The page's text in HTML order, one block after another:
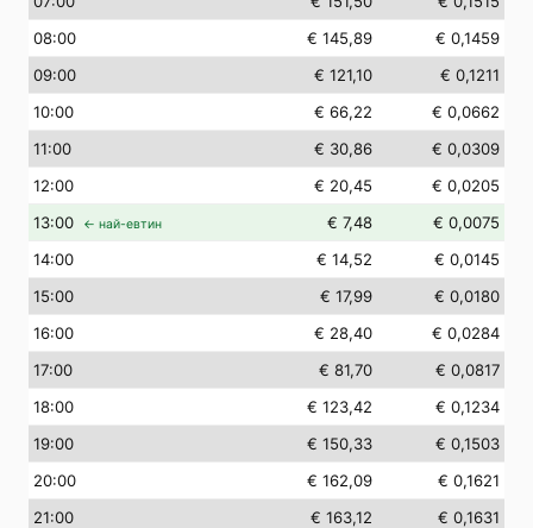
08:00 € 145,89
€ 0,1459
09:00 € 121,10
€ 0,1211
10:00 € 66,22
€ 0,0662
11:00 € 30,86
€ 0,0309
12:00 € 20,45
€ 0,0205
13:00 ← най-евтин € 7,48
€ 0,0075
14:00 € 14,52
€ 0,0145
15:00 € 17,99
€ 0,0180
16:00 € 28,40
€ 0,0284
17:00 € 81,70
€ 0,0817
18:00 € 123,42
€ 0,1234
19:00 € 150,33
€ 0,1503
20:00 € 162,09
€ 0,1621
21:00 € 163,12
€ 0,1631